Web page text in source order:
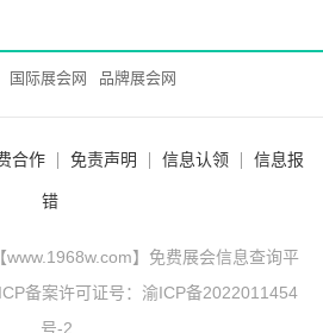
国际展会网 品牌展会网
合作 免责声明 信息认领 信息报
错
】免费展会信息查询平
备案许可证号： 渝ICP备2022011454
号-2